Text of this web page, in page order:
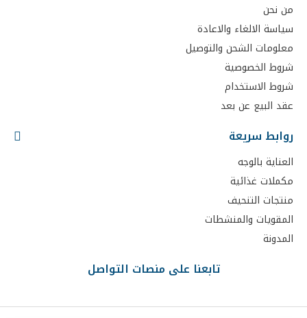
من نحن
سياسة الالغاء والاعادة
معلومات الشحن والتوصيل
شروط الخصوصية
شروط الاستخدام
عقد البيع عن بعد
روابط سريعة
العناية بالوجه
مكملات غذائية
منتجات التنحيف
المقويات والمنشطات
المدونة
تابعنا على منصات التواصل